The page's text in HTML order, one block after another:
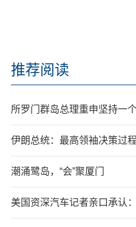
推荐阅读
所罗门群岛总理重申坚持一
伊朗总统：最高领袖决策过
潮涌鹭岛，“会”聚厦门
美国资深汽车记者亲口承认